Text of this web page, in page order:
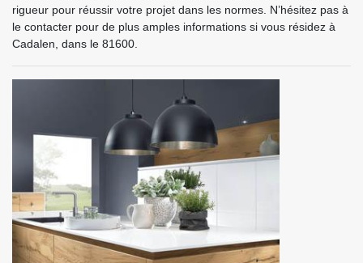
rigueur pour réussir votre projet dans les normes. N’hésitez pas à
le contacter pour de plus amples informations si vous résidez à
Cadalen, dans le 81600.